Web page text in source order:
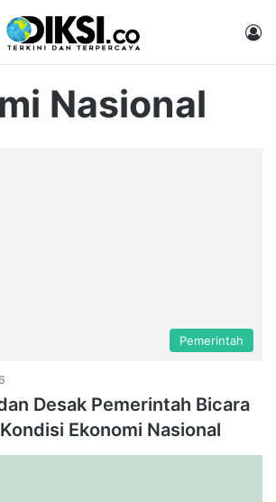
Nasional
Pemerintah
Desak Pemerintah Bicara
Ekonomi Nasional